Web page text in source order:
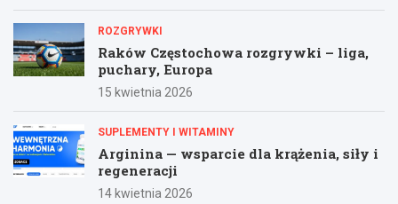
ROZGRYWKI
Raków Częstochowa rozgrywki – liga,
puchary, Europa
15 kwietnia 2026
SUPLEMENTY I WITAMINY
Arginina — wsparcie dla krążenia, siły i
regeneracji
14 kwietnia 2026